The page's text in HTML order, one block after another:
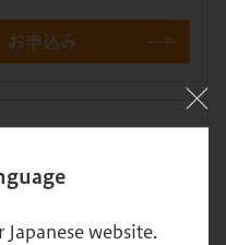
website.
お申込み